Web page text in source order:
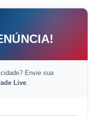
Envie sua
Live